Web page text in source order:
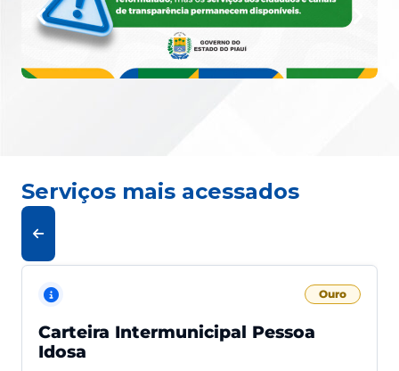
Serviços mais acessados
Ouro
Carteira Intermunicipal Pessoa
Idosa